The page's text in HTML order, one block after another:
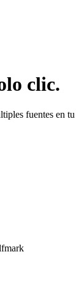
clic.
fuentes en